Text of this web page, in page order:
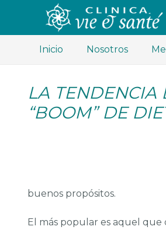
Inicio Nosotros
LA TENDENCIA
“BOOM” DE
buenos propósitos.
El más popular es aquel que